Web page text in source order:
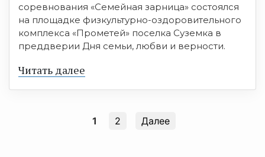
соревнования «Семейная зарница» состоялся
на площадке физкультурно-оздоровительного
комплекса «Прометей» поселка Суземка в
преддверии Дня семьи, любви и верности.
Читать далее
1 2 Далее